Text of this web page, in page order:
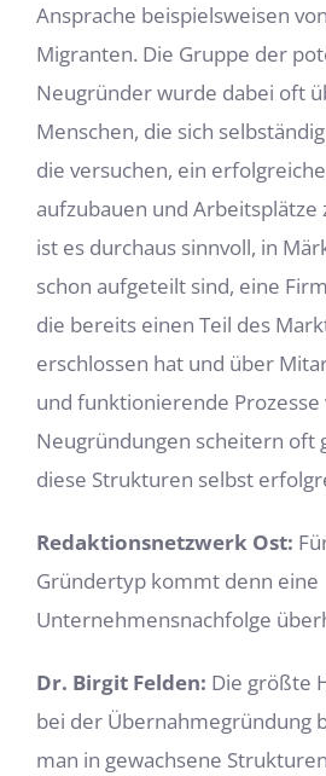
Ansprache beispielsweisen
Migranten. Die Gruppe der
Neugründer wurde dabei oft
Menschen, die sich
die versuchen, ein
aufzubauen und Arbeitsplätze
ist es durchaus sinnvoll, in
schon aufgeteilt sind, eine
die bereits einen Teil des
erschlossen hat und über
und funktionierende
Neugründungen scheitern oft
diese Strukturen selbst
Redaktionsnetzwerk Ost:
Gründertyp kommt denn eine
Unternehmensnachfolge
Dr. Birgit Felden: Die größte
bei der Übernahmegründung
man in gewachsene